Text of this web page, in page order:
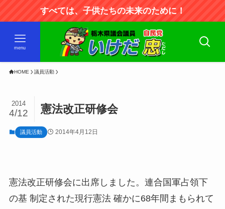
すべては、子供たちの未来のために！
menu
HOME 議員活動
憲法改正研修会
2014
4/12
議員活動 2014年4月12日
憲法改正研修会に出席しました。連合国軍占領下
の基 制定された現行憲法 確かに68年間まもられて